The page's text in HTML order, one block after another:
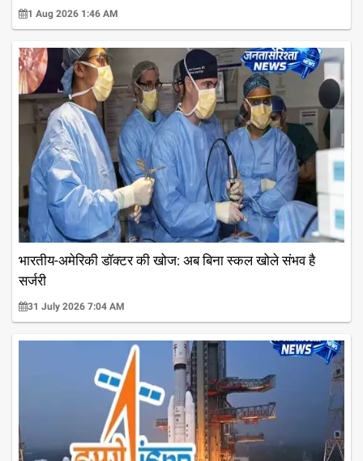
1 Aug 2026 1:46 AM
भारतीय-अमेरिकी डॉक्टर की खोज: अब बिना स्कल खोले संभव है
सर्जरी
31 July 2026 7:04 AM